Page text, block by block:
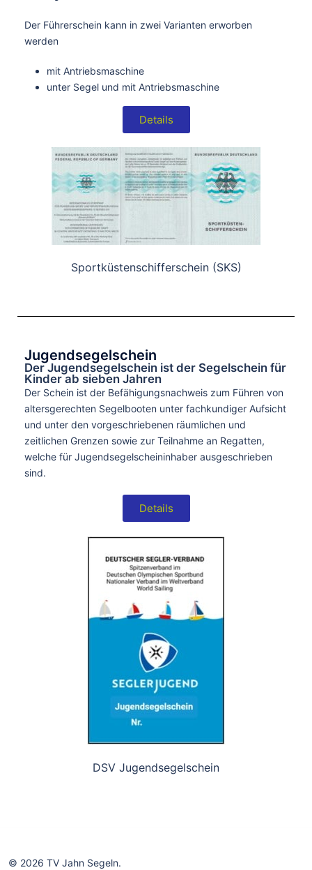
Der Führerschein kann in zwei Varianten erworben
werden
mit Antriebsmaschine
unter Segel und mit Antriebsmaschine
Details
Sportküstenschifferschein (SKS)
Jugendsegelschein
Der Jugendsegelschein ist der Segelschein für
Kinder ab sieben Jahren
Der Schein ist der Befähigungsnachweis zum Führen von
altersgerechten Segelbooten unter fachkundiger Aufsicht
und unter den vorgeschriebenen räumlichen und
zeitlichen Grenzen sowie zur Teilnahme an Regatten,
welche für Jugendsegelscheininhaber ausgeschrieben
sind.
Details
DSV Jugendsegelschein
© 2026 TV Jahn Segeln.